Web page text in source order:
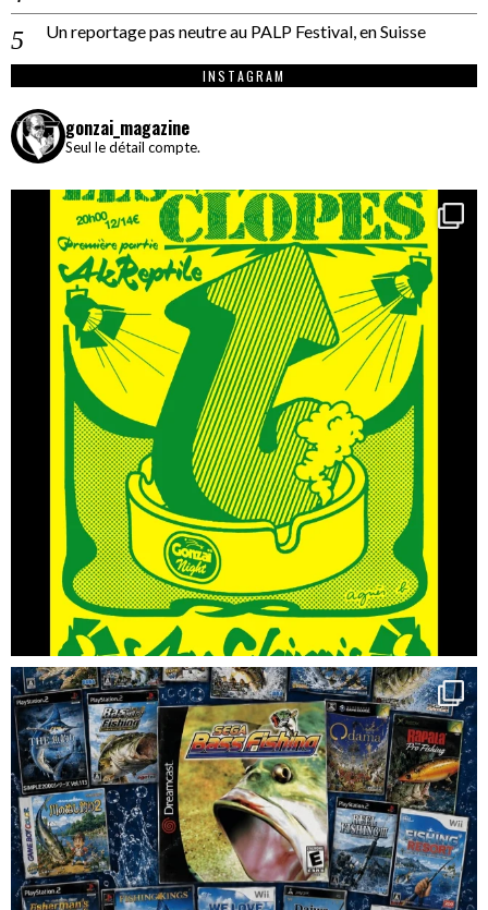
Un reportage pas neutre au PALP Festival, en Suisse
INSTAGRAM
gonzai_magazine
Seul le détail compte.